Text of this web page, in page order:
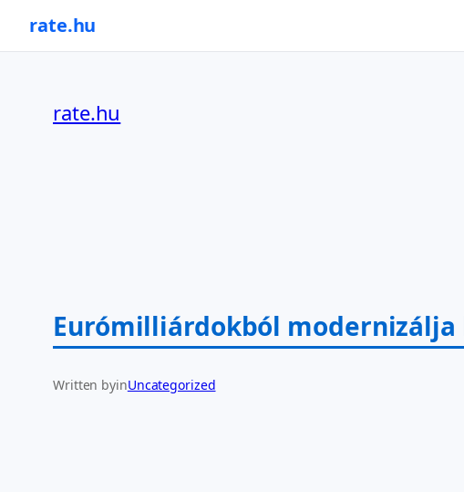
rate.hu
rate.hu
Eurómilliárdokból
Written byinUncategorized